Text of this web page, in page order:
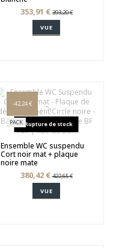
353,91 €393,20 €
VUE
-42,24 €
PACK Rupture de stock
Ensemble WC suspendu
Cort noir mat + plaque
noire mate
380,42 €422,65 €
VUE